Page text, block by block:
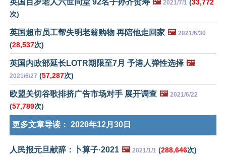
英国百岁老人六世同堂 92名子孙齐贺寿 🖼️ 2021/7/1 (33,772
次)
英国超市员工帮失明老翁购物 再陪他走回家 🖼️ 2021/6/30
(28,537次)
英国内政部延长LOTR期限至7月 予港人弹性选择 🖼️
2021/6/27 (57,287次)
欧盟关切谷歌排挤广告市场对手 展开调查 🖼️ 2021/6/22
(57,789次)
更多文章导读： 2020年12月30日
人民报元旦献辞：卜算子·2021 🖼️ 2021/1/1 (288,646次)